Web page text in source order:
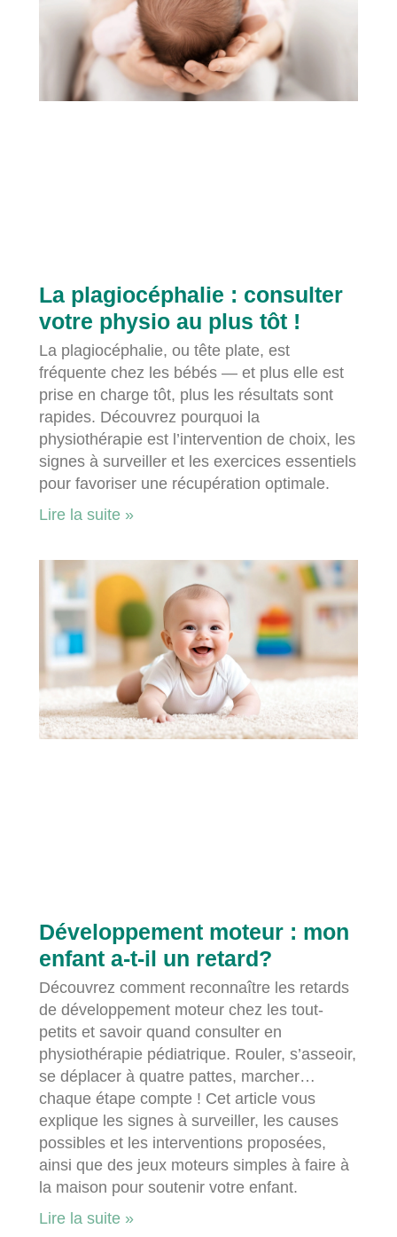
La plagiocéphalie : consulter
votre physio au plus tôt !
La plagiocéphalie, ou tête plate, est
fréquente chez les bébés — et plus elle est
prise en charge tôt, plus les résultats sont
rapides. Découvrez pourquoi la
physiothérapie est l’intervention de choix, les
signes à surveiller et les exercices essentiels
pour favoriser une récupération optimale.
Lire la suite »
Développement moteur : mon
enfant a-t-il un retard?
Découvrez comment reconnaître les retards
de développement moteur chez les tout-
petits et savoir quand consulter en
physiothérapie pédiatrique. Rouler, s’asseoir,
se déplacer à quatre pattes, marcher…
chaque étape compte ! Cet article vous
explique les signes à surveiller, les causes
possibles et les interventions proposées,
ainsi que des jeux moteurs simples à faire à
la maison pour soutenir votre enfant.
Lire la suite »